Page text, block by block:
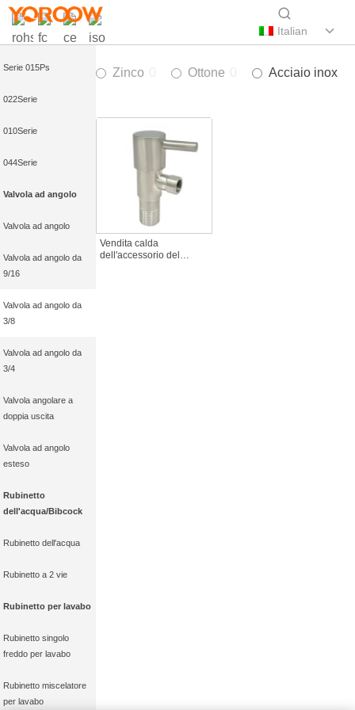
Italian
Serie 832S
Serie 015Ps
022Serie
010Serie
044Serie
Valvola ad angolo
Valvola ad angolo
Valvola ad angolo da
9/16
Valvola ad angolo da
3/8
Valvola ad angolo da
3/4
Valvola angolare a
doppia uscita
Valvola ad angolo
esteso
Rubinetto
dell'acqua/Bibcock
Rubinetto dell'acqua
Rubinetto a 2 vie
Rubinetto per lavabo
Rubinetto singolo
freddo per lavabo
Rubinetto miscelatore
per lavabo
Zinco Ottone Acciaio inox
Vendita calda
dell'accessorio del